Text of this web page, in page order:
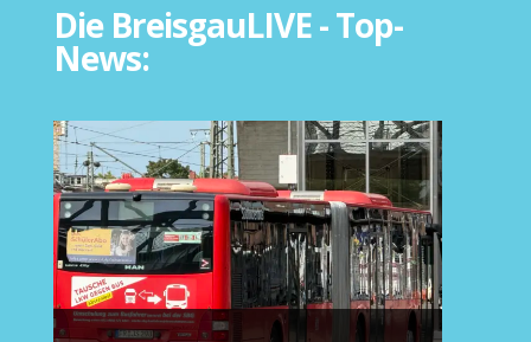
Die BreisgauLIVE - Top-
News: